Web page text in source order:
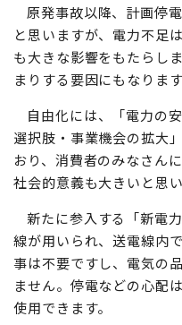
原発事故以降、計画停
と思いますが、電力不足
も大きな影響をもたらし
まりする要因にもなります
自由化には、「電力の
選択肢・事業機会の拡大
おり、消費者のみなさん
社会的意義も大きいと思い
新たに参入する「新電
線が用いられ、送電線内
事は不要ですし、電気の
ません。停電などの心配
使用できます。